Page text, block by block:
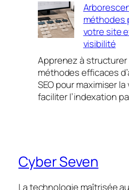
méthodes
votre site
visibilité
Apprenez à
méthodes efficaces
SEO pour maximiser
faciliter l’indexation
Cyber Seven
La technologie maîtrisée